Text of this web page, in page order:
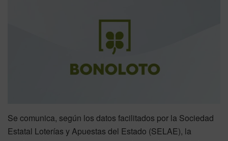
Se comunica, según los datos facilitados por la Sociedad
Estatal Loterías y Apuestas del Estado (SELAE), la